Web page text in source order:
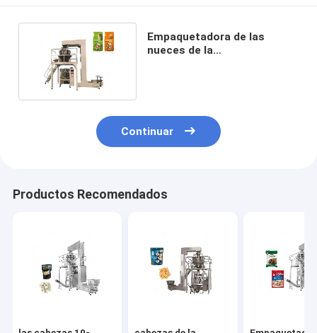
Empaquetadora de las
nueces de la
Continuar
Productos Recomendados